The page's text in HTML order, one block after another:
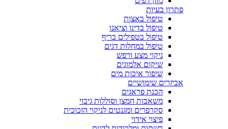
פתרון בעיות
טיפול באצות
טיפול בדינו וציאנו
טיפול בטפילים בריף
טיפול במחלות דגים
ניקוי מצע ורפש
שיקום אלמוגים
שיפור איכות מים
אביזרים שימושיים
הכנת פראגים
משאבות חמצן וסוללות גיבוי
סקרפרים ומגנטים לניקוי הזכוכית
פיצוי אידוי